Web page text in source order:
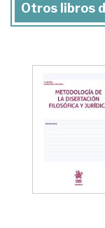
Otros libros